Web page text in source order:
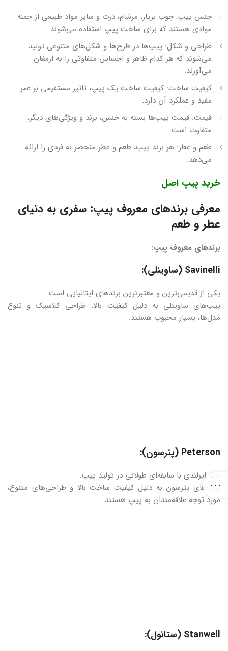
جنس پیپ: چوب بریار، مرشام، ذرت و سایر مواد طبیعی از جمله
موادی هستند که برای ساخت پیپ استفاده می‌شوند.
طراحی و شکل: پیپ‌ها در طرح‌ها و شکل‌های متنوعی تولید
می‌شوند که هر کدام ظاهر و احساس متفاوتی را به ارمغان
می‌آورند.
کیفیت ساخت: کیفیت ساخت یک پیپ، تاثیر مستقیمی بر عمر
مفید و عملکرد آن دارد.
قیمت: قیمت پیپ‌ها بسته به جنس، برند و ویژگی‌های دیگر،
متفاوت است.
طعم و عطر: هر برند پیپ، طعم و عطر منحصر به فردی را ارائه
می‌دهد.
خرید پیپ اصل
معرفی برندهای معروف پیپ: سفری به دنیای
عطر و طعم
برندهای معروف پیپ:
Savinelli (ساوینلی):
یکی از قدیمی‌ترین و معتبرترین برندهای ایتالیایی است.
پیپ‌های ساوینلی به دلیل کیفیت بالا، طراحی کلاسیک و تنوع
مدل‌ها، بسیار محبوب هستند.
Peterson (پترسون):
برند ایرلندی با سابقه‌ای طولانی در تولید پیپ.
پیپ‌های پترسون به دلیل کیفیت ساخت بالا و طراحی‌های متنوع،
مورد توجه علاقه‌مندان به پیپ هستند.
Stanwell (ستانول):